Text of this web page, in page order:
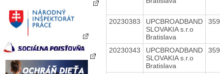
20230383
UPCBROADBAND
SLOVAKIA s.r.o
Bratislava
20230343
UPCBROADBAND
SLOVAKIA s.r.o
Bratislava